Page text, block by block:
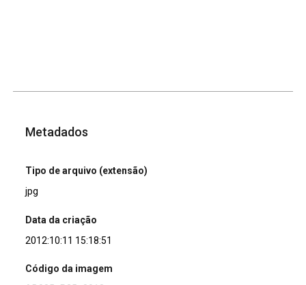
Metadados
Tipo de arquivo (extensão)
jpg
Data da criação
2012:10:11 15:18:51
Código da imagem